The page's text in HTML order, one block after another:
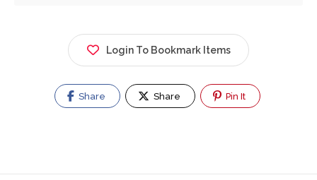
Login To Bookmark Items
Share Share Pin It